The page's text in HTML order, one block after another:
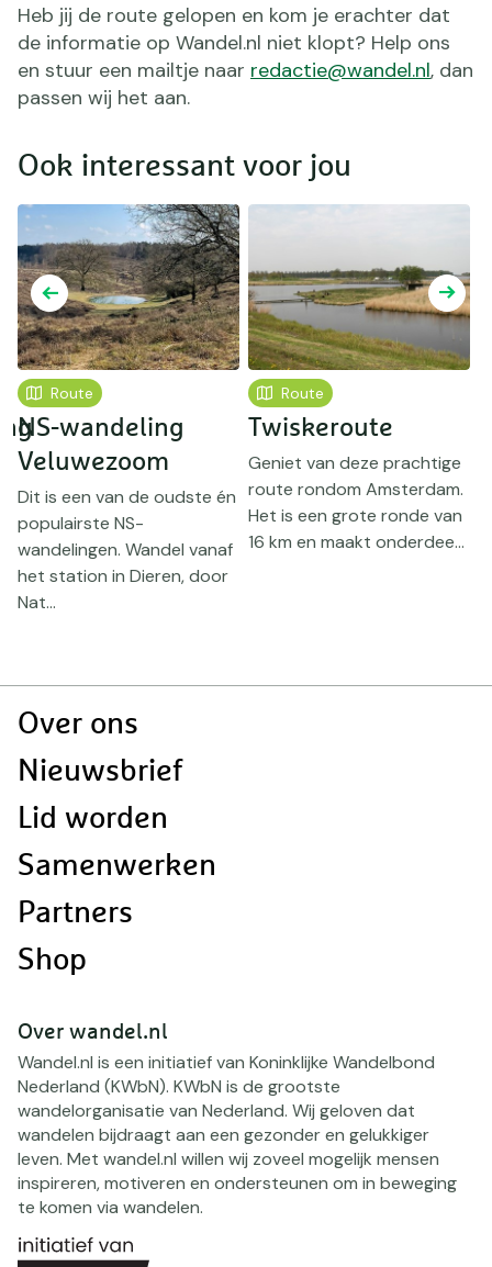
Heb jij de route gelopen en kom je erachter dat
de informatie op Wandel.nl niet klopt? Help ons
en stuur een mailtje naar redactie@wandel.nl, dan
passen wij het aan.
Ook interessant voor jou
Route
NS-wandeling
Veluwezoom
Dit is een van de oudste én
populairste NS-
wandelingen. Wandel vanaf
het station in Dieren, door
Nat...
Route
Twiskeroute
Geniet van deze prachtige
route rondom Amsterdam.
Het is een grote ronde van
16 km en maakt onderdee...
Doormat
Over ons
Nieuwsbrief
Lid worden
Samenwerken
Partners
Shop
Over wandel.nl
Wandel.nl is een initiatief van Koninklijke Wandelbond
Nederland (KWbN). KWbN is de grootste
wandelorganisatie van Nederland. Wij geloven dat
wandelen bijdraagt aan een gezonder en gelukkiger
leven. Met wandel.nl willen wij zoveel mogelijk mensen
inspireren, motiveren en ondersteunen om in beweging
te komen via wandelen.